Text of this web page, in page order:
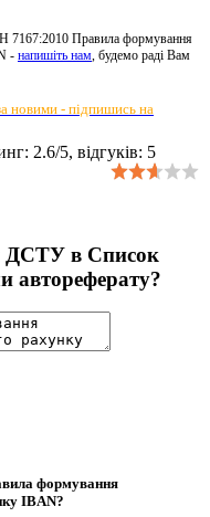
7167:2010 Правила формування
- напишіть нам, будемо раді Вам
новими - підпишись на
: 2.6/5, відгуків: 5
ДСТУ в Список
автореферату?
формування
IBAN?